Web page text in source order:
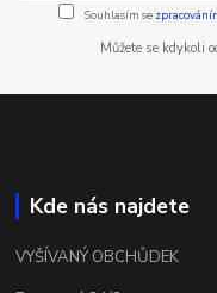
Souhlasím se
Můžete se kdykoli
Kde nás najdete
VYŠÍVANÝ OBCHŮDEK